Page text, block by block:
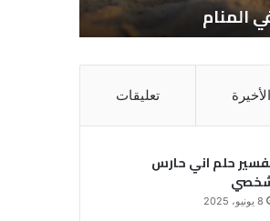
المنام
الأخيرة تعليقات
حلم اني حارس
8 يونيو، 2025